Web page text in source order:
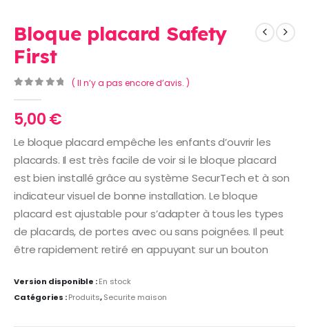
Bloque placard Safety
First
( Il n’y a pas encore d’avis. )
5,00€
Le bloque placard empêche les enfants d’ouvrir les
placards. Il est très facile de voir si le bloque placard
est bien installé grâce au système SecurTech et à son
indicateur visuel de bonne installation. Le bloque
placard est ajustable pour s’adapter à tous les types
de placards, de portes avec ou sans poignées. Il peut
être rapidement retiré en appuyant sur un bouton
Version disponible :En stock
Catégories :Produits,Securite maison